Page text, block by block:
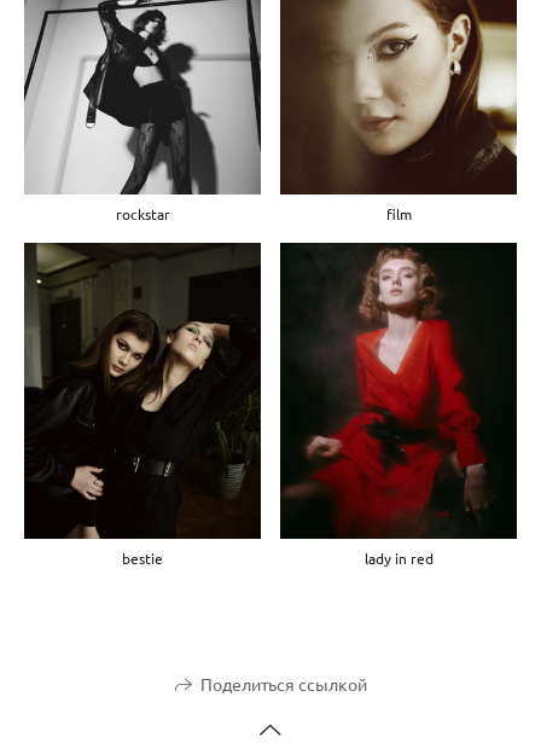
rockstar film
bestie lady in red
Поделиться ссылкой